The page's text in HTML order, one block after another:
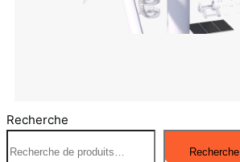
Recherche
Recherche